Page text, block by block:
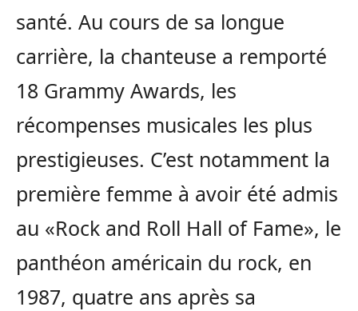
santé. Au cours de sa longue
carrière, la chanteuse a remporté
18 Grammy Awards, les
récompenses musicales les plus
prestigieuses. C’est notamment la
première femme à avoir été admis
au «Rock and Roll Hall of Fame», le
panthéon américain du rock, en
1987, quatre ans après sa